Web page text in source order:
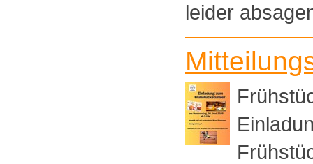
leider